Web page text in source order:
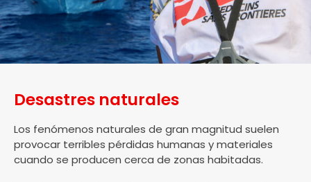
Desastres naturales
Los fenómenos naturales de gran magnitud suelen
provocar terribles pérdidas humanas y materiales
cuando se producen cerca de zonas habitadas.